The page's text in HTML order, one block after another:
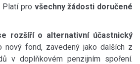
Platí pro všechny žádosti doručené
rozšíří o alternativní účastnický
nový fond, zavedený jako dalších z
v doplňkovém penzijním spoření.